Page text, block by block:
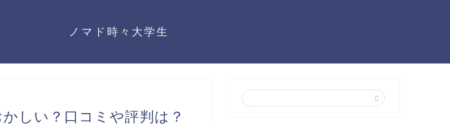
ノマド時々大学生
しい？口コミや評判は？